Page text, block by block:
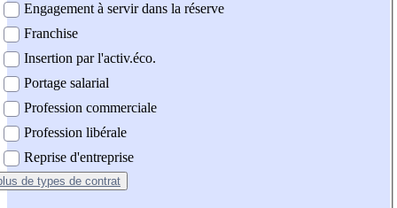
Engagement à servir dans la réserve
Franchise
Insertion par l'activ.éco.
Portage salarial
Profession commerciale
Profession libérale
Reprise d'entreprise
de types de contrat